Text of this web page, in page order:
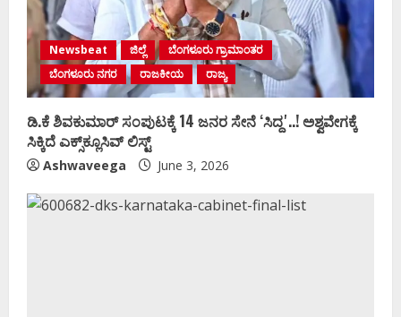
Newsbeat ಜಿಲ್ಲೆ
ಬೆಂಗಳೂರು ಗ್ರಾಮಾಂತರ
ಬೆಂಗಳೂರು ನಗರ
ರಾಜಕೀಯ ರಾಜ್ಯ
ಡಿ.ಕೆ ಶಿವಕುಮಾರ್‌ ಸಂಪುಟಕ್ಕೆ 14 ಜನರ ಸೇನೆ ʻಸಿದ್ದʼ..! ಅಶ್ವವೇಗಕ್ಕೆ
ಸಿಕ್ಕಿದೆ ಎಕ್ಸ್‌ಕ್ಲೂಸಿವ್‌ ಲಿಸ್ಟ್‌
Ashwaveega June 3, 2026